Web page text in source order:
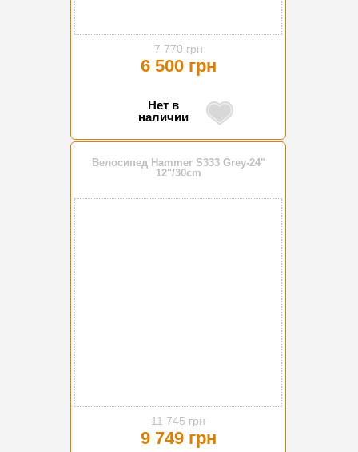
7 770 грн
6 500 грн
Нет в
наличии
Велосипед Hammer S333 Grey-24"
12"/30cm
11 745 грн
9 749 грн